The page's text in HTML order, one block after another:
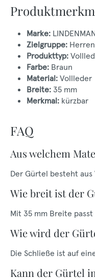
Marke:
Zielgruppe: Herren
Produkttyp:
Farbe: Braun
Material: Vollleder
Breite: 35 mm
Merkmal: kürzbar
FAQ
Aus welchem
Der Gürtel besteht aus
Wie breit ist der
Mit 35 mm Breite
Wie wird der
Die Schließe ist auf
Kann der Gürtel